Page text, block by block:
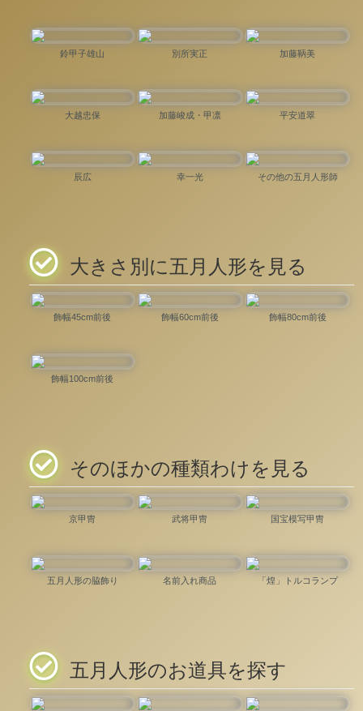
鈴甲子雄山 別所実正 加藤鞆美
大越忠保 加藤峻成・甲凛 平安道翠
辰広 幸一光 その他の五月人形師
大きさ別に五月人形を見る
飾幅45cm前後 飾幅60cm前後 飾幅80cm前後
飾幅100cm前後
そのほかの種類わけを見る
京甲冑 武将甲冑 国宝模写甲冑
五月人形の脇飾り 名前入れ商品 「煌」トルコランプ
五月人形のお道具を探す